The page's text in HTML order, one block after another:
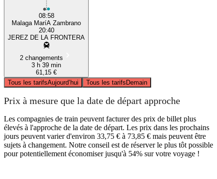
08:58
Malaga MaríA Zambrano
20:40
JEREZ DE LA FRONTERA
2 changements
3 h 39 min
61,15 €
Tous les tarifsAujourd’hui Tous les tarifsDemain
Prix à mesure que la date de départ approche
Les compagnies de train peuvent facturer des prix de billet plus
élevés à l'approche de la date de départ. Les prix dans les prochains
jours peuvent varier d'environ 33,75 € à 73,85 € mais peuvent être
sujets à changement. Notre conseil est de réserver le plus tôt possible
pour potentiellement économiser jusqu'à 54% sur votre voyage !